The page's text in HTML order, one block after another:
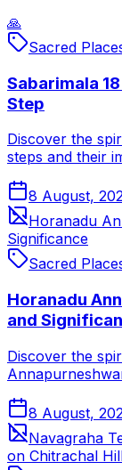
🙏
Sacred
Sabarimala
Step
Discover the
steps and their
8 August,
Horanadu
Significance
Sacred
Horanadu
and
Discover the
8 August,
Navagraha
on Chitrachal